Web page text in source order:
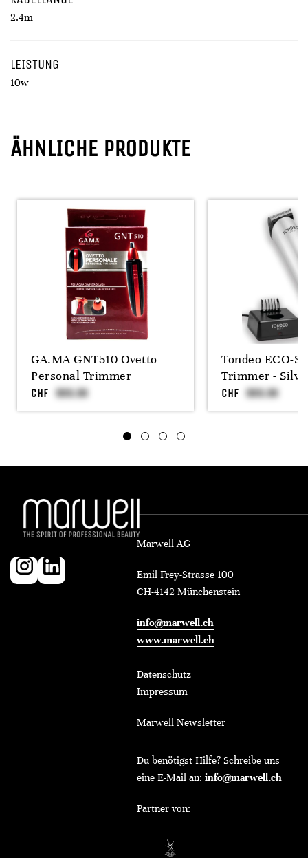
2.4m
LEISTUNG
10w
ÄHNLICHE PRODUKTE
GA.MA GNT510 Ovetto
Personal Trimmer
CHF
Tondeo ECO-S
Trimmer -
CHF
Marwell AG
Emil Frey-Strasse 100
CH-4142 Münchenstein
info@marwell.ch
www.marwell.ch
Datenschutz
Impressum
Marwell Newsletter
Du benötigst Hilfe? Schreibe uns
eine E-Mail an: info@marwell.ch
Partner von: